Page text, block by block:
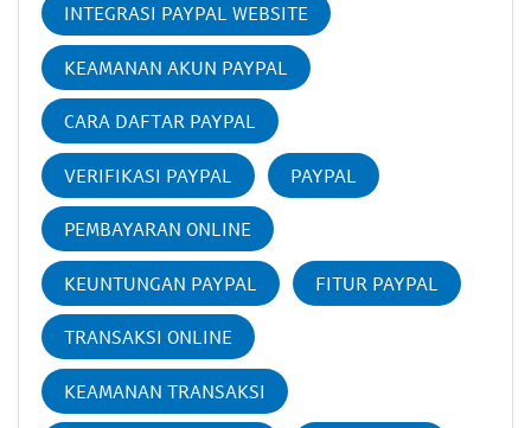
INTEGRASI PAYPAL WEBSITE
KEAMANAN AKUN PAYPAL
CARA DAFTAR PAYPAL
VERIFIKASI PAYPAL PAYPAL
PEMBAYARAN ONLINE
KEUNTUNGAN PAYPAL FITUR PAYPAL
TRANSAKSI ONLINE
KEAMANAN TRANSAKSI